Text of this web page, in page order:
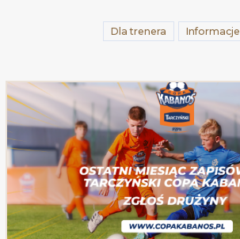
Dla trenera Informacje